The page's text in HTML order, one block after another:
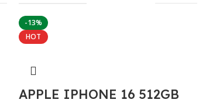
-13%
HOT
APPLE IPHONE 16 512GB